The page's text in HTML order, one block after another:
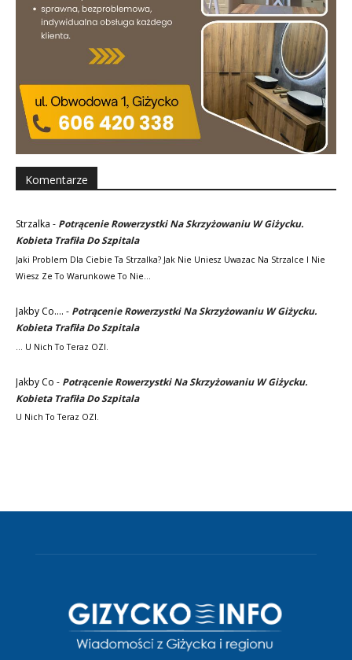
Komentarze
Strzalka - Potrącenie Rowerzystki Na Skrzyżowaniu W Giżycku.
Kobieta Trafiła Do Szpitala
Jaki Problem Dla Ciebie Ta Strzalka? Jak Nie Uniesz Uwazac Na Strzalce I Nie
Wiesz Ze To Warunkowe To Nie…
Jakby Co.... - Potrącenie Rowerzystki Na Skrzyżowaniu W Giżycku.
Kobieta Trafiła Do Szpitala
... U Nich To Teraz OZI.
Jakby Co - Potrącenie Rowerzystki Na Skrzyżowaniu W Giżycku.
Kobieta Trafiła Do Szpitala
U Nich To Teraz OZI.